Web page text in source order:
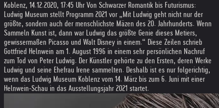
Koblenz, 14.12.2020, 17:45 Uhr Von Schwarzer Romantik bis Futurismus:
Ludwig Museum stellt Programm 2021 vor „Mit Ludwig geht nicht nur der
größte, sondern auch der menschlichste Mäzen des 20. Jahrhunderts. Wenn
Sammeln Kunst ist, dann war Ludwig das größte Genie dieses Metiers,
gewissermaßen Picasso und Walt Disney in einem.“ Diese Zeilen schrieb
Gottfried Helnwein am 1. August 1996 in einem sehr persönlichen Nachruf
zum Tod von Peter Ludwig. Der Künstler gehörte zu den Ersten, deren Werke
Ludwig und seine Ehefrau Irene sammelten. Deshalb ist es nur folgerichtig,
wenn das Ludwig Museum Koblenz vom 14. März bis zum 6. Juni mit einer
Helnwein-Schau in das Ausstellungsjahr 2021 startet.